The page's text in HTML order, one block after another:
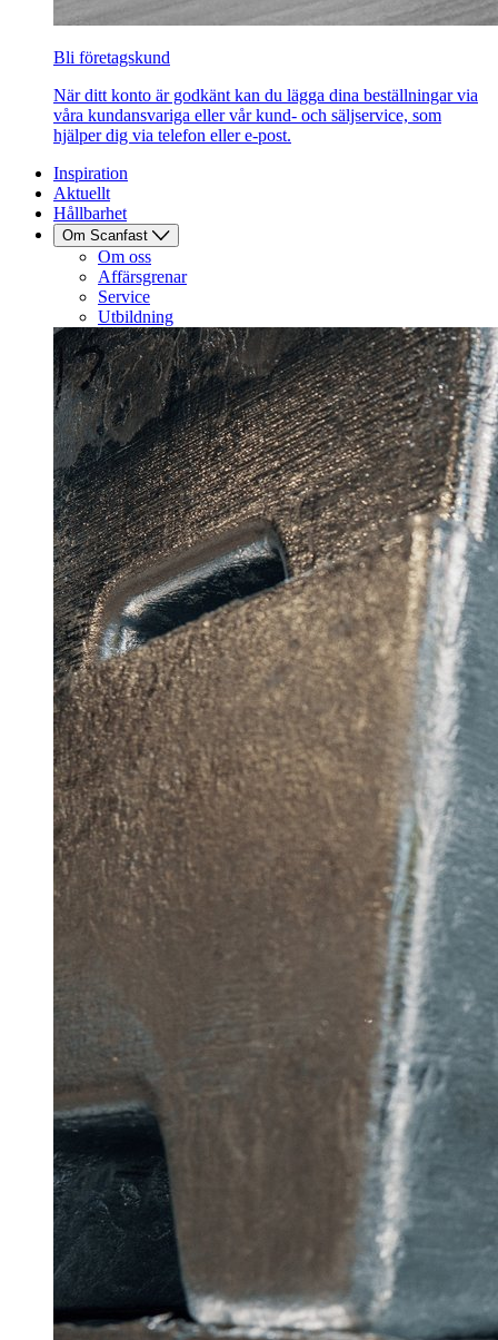
Bli företagskund
När ditt konto är godkänt kan du lägga dina beställningar via
våra kundansvariga eller vår kund- och säljservice, som
hjälper dig via telefon eller e-post.
Inspiration
Aktuellt
Hållbarhet
Om Scanfast
Om oss
Affärsgrenar
Service
Utbildning